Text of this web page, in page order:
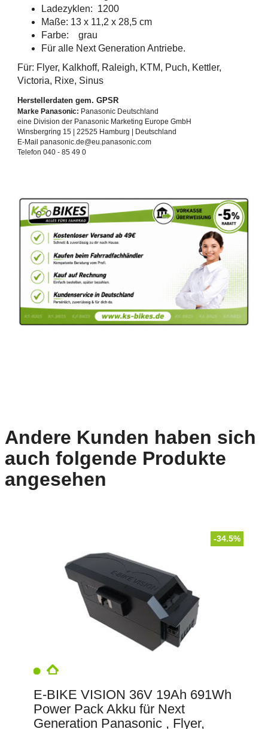
Ladezyklen: 1200
Maße: 13 x 11,2 x 28,5 cm
Farbe: grau
Für alle Next Generation Antriebe.
Für: Flyer, Kalkhoff, Raleigh, KTM, Puch, Kettler,
Victoria, Rixe, Sinus
Herstellerdaten gem. GPSR
Marke Panasonic: Panasonic Deutschland
eine Division der Panasonic Marketing Europe GmbH
Winsbergring 15 | 22525 Hamburg | Deutschland
E-Mail panasonic.de@eu.panasonic.com
Telefon 040 - 85 49 0
Andere Kunden haben sich
auch folgende Produkte
angesehen
-34.5%
E-BIKE VISION 36V 19Ah 691Wh
Power Pack Akku für Next
Generation Panasonic , Flyer,